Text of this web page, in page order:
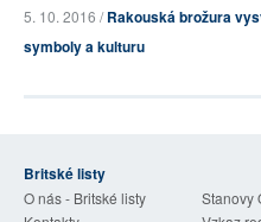
5. 10. 2016 /Rakouská brožura
symboly a kulturu
Britské listy
O nás - Britské listy
Stanovy